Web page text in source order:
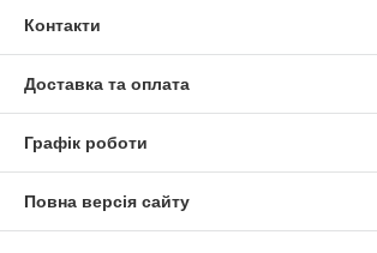
Контакти
Доставка та оплата
Графік роботи
Повна версія сайту